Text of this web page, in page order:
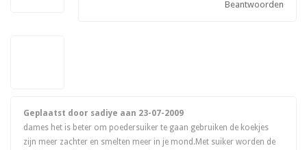
Beantwoorden
Geplaatst door sadiye aan 23-07-2009
dames het is beter om poedersuiker te gaan gebruiken de koekjes
zijn meer zachter en smelten meer in je mond.Met suiker worden de